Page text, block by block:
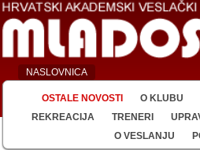
NASLOVNICA
OSTALE NOVOSTI O KLUBU
REKREACIJA
TRENERI
O VESLANJU